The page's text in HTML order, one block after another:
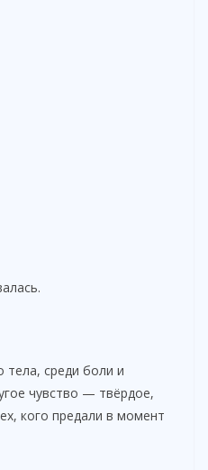
тела, среди боли и
чувство — твёрдое,
кого предали в момент